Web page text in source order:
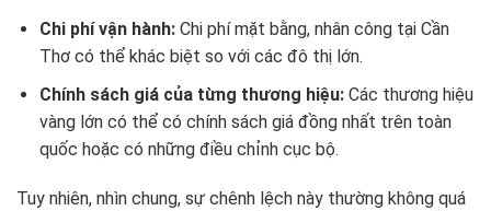
Chi phí vận hành:Chi phí mặt bằng, nhân công tại Cần
Thơ có thể khác biệt so với các đô thị lớn.
Chính sách giá của từng thương hiệu:Các thương hiệu
vàng lớn có thể có chính sách giá đồng nhất trên toàn
quốc hoặc có những điều chỉnh cục bộ.
Tuy nhiên, nhìn chung, sự chênh lệch này thường không quá